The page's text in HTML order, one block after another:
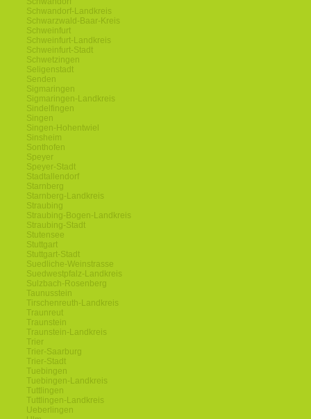
Schwandorf-Landkreis
Schwarzwald-Baar-Kreis
Schweinfurt
Schweinfurt-Landkreis
Schweinfurt-Stadt
Schwetzingen
Seligenstadt
Senden
Sigmaringen
Sigmaringen-Landkreis
Sindelfingen
Singen
Singen-Hohentwiel
Sinsheim
Sonthofen
Speyer
Speyer-Stadt
Stadtallendorf
Starnberg
Starnberg-Landkreis
Straubing
Straubing-Bogen-Landkreis
Straubing-Stadt
Stutensee
Stuttgart
Stuttgart-Stadt
Suedliche-Weinstrasse
Suedwestpfalz-Landkreis
Sulzbach-Rosenberg
Taunusstein
Tirschenreuth-Landkreis
Traunreut
Traunstein
Traunstein-Landkreis
Trier
Trier-Saarburg
Trier-Stadt
Tuebingen
Tuebingen-Landkreis
Tuttlingen
Tuttlingen-Landkreis
Ueberlingen